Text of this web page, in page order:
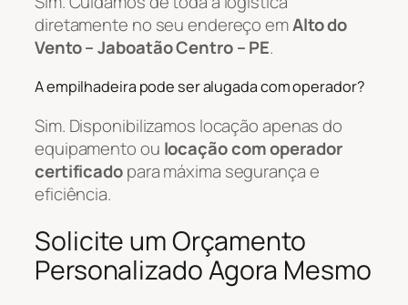
diretamente no seu endereço emAlto do
Vento – Jaboatão Centro – PE.
A empilhadeira pode ser alugada com operador?
Sim. Disponibilizamos locação apenas do
equipamento ou locação com operador
certificadopara máxima segurança e
eficiência.
Solicite um Orçamento
Personalizado Agora Mesmo